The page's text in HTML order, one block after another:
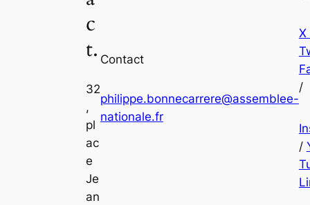
c
t.
32
,
pl
ac
e
Je
an
Contact
philippe.bonnecarrere@assemblee-
nationale.fr
X
/
/